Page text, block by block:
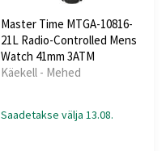
Master Time MTGA-10816-
21L Radio-Controlled Mens
Watch 41mm 3ATM
Käekell - Mehed
Saadetakse välja 13.08.